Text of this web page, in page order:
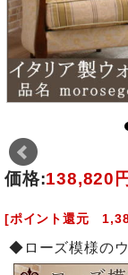
価格:138,820円
[ポイント還元
◆ローズ模様の